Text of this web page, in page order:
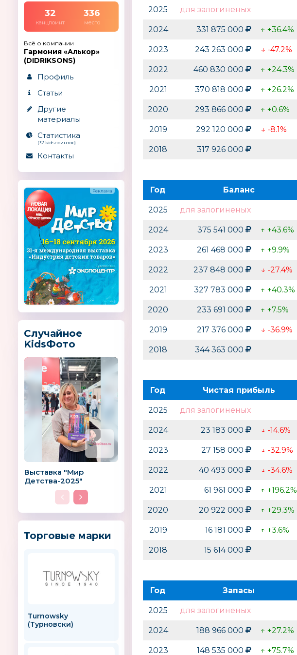
32
канцпоинт
336
место
Всё о компании
Гармония «Алькор»
(DIDRIKSONS)
Профиль
Статьи
Другие
материалы
Статистика
(32 kidsпоинтов)
Контакты
Случайное
KidsФото
Выставка "Мир
Детства-2025"
Торговые марки
Turnowsky
(Турновски)
GreenLab Little El`BascoToys
2025 для залогиненых
2024 331 875 000 ↑ +36.4%
2023 243 263 000 ↓ -47.2%
2022 460 830 000 ↑ +24.3%
2021 370 818 000 ↑ +26.2%
2020 293 866 000 ↑ +0.6%
2019 292 120 000 ↓ -8.1%
2018 317 926 000
Год Баланс
2025 для залогиненых
2024 375 541 000 ↑ +43.6%
2023 261 468 000 ↑ +9.9%
2022 237 848 000 ↓ -27.4%
2021 327 783 000 ↑ +40.3%
2020 233 691 000 ↑ +7.5%
2019 217 376 000 ↓ -36.9%
2018 344 363 000
Год Чистая прибыль
2025 для залогиненых
2024 23 183 000 ↓ -14.6%
2023 27 158 000 ↓ -32.9%
2022 40 493 000 ↓ -34.6%
2021 61 961 000 ↑ +196.2%
2020 20 922 000 ↑ +29.3%
2019 16 181 000 ↑ +3.6%
2018 15 614 000
Год Запасы
2025 для залогиненых
2024 188 966 000 ↑ +27.2%
2023 148 535 000 ↑ +75.7%